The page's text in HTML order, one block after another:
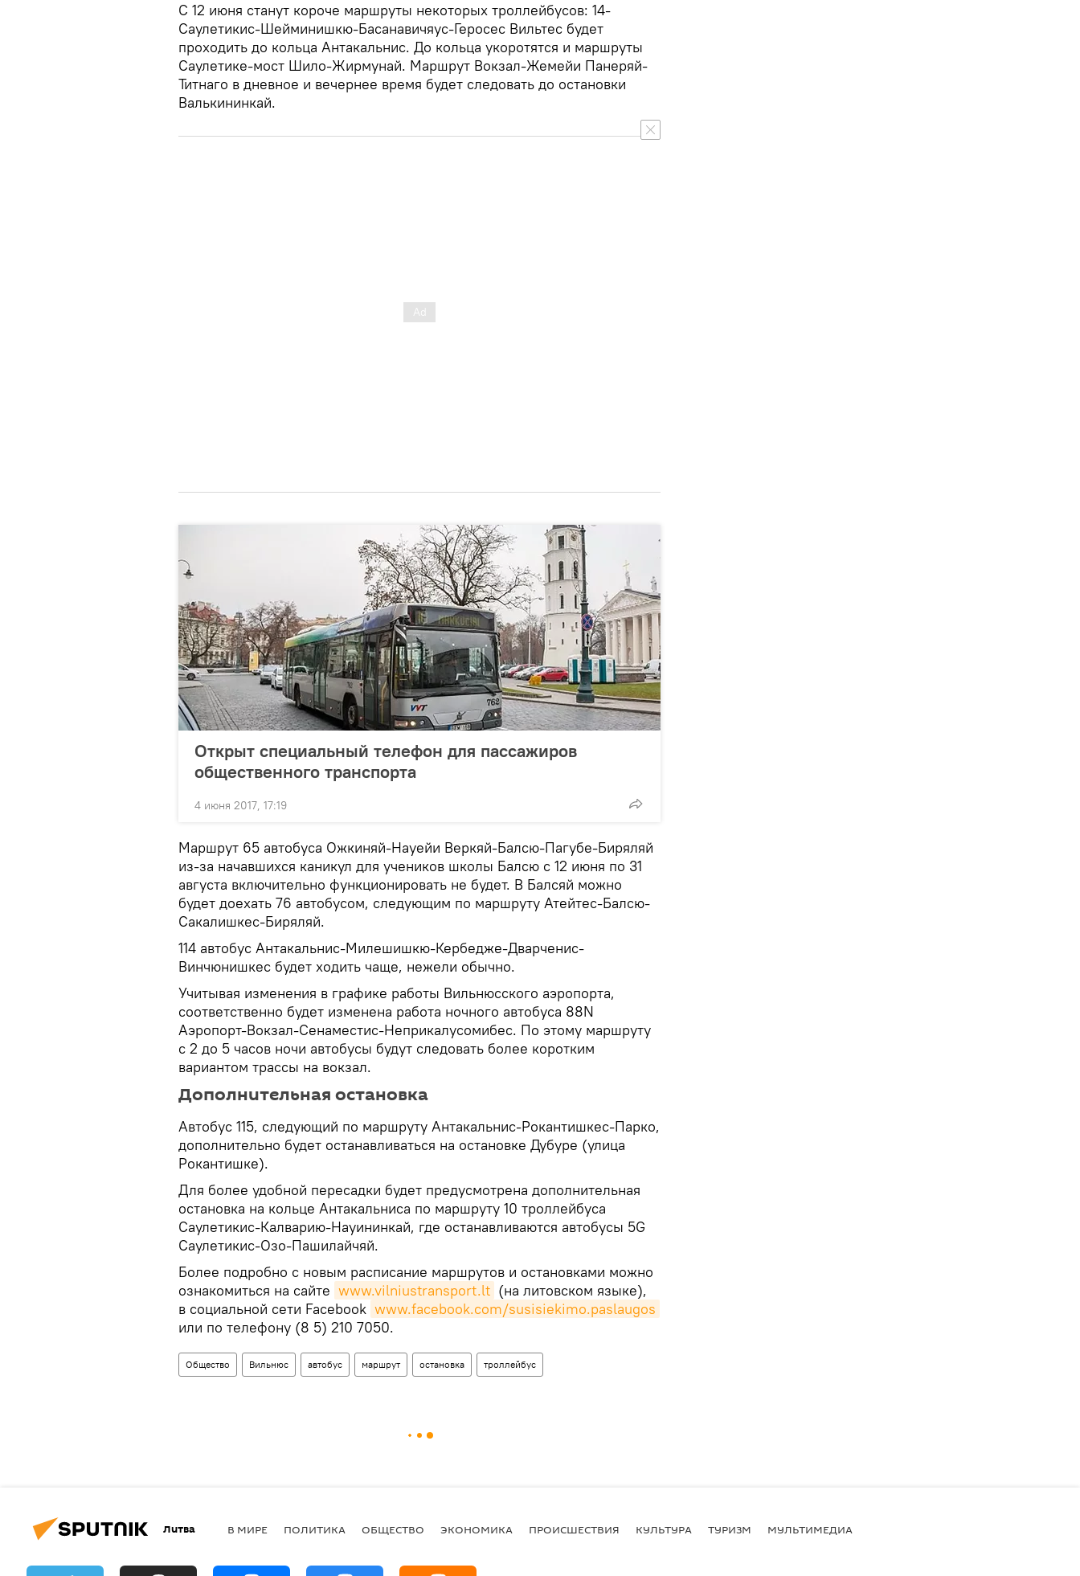
С 12 июня станут короче маршруты некоторых троллейбусов: 14-
Саулетикис-Шейминишкю-Басанавичяус-Геросес Вильтес будет
проходить до кольца Антакальнис. До кольца укоротятся и маршруты
Саулетике-мост Шило-Жирмунай. Маршрут Вокзал-Жемейи Панеряй-
Титнаго в дневное и вечернее время будет следовать до остановки
Валькининкай.
Открыт специальный телефон для пассажиров
общественного транспорта
4 июня 2017, 17:19
Маршрут 65 автобуса Ожкиняй-Науейи Веркяй-Балсю-Пагубе-Биряляй
из-за начавшихся каникул для учеников школы Балсю с 12 июня по 31
августа включительно функционировать не будет. В Балсяй можно
будет доехать 76 автобусом, следующим по маршруту Атейтес-Балсю-
Сакалишкес-Биряляй.
114 автобус Антакальнис-Милешишкю-Кербедже-Дварченис-
Винчюнишкес будет ходить чаще, нежели обычно.
Учитывая изменения в графике работы Вильнюсского аэропорта,
соответственно будет изменена работа ночного автобуса 88N
Аэропорт-Вокзал-Сенаместис-Неприкалусомибес. По этому маршруту
с 2 до 5 часов ночи автобусы будут следовать более коротким
вариантом трассы на вокзал.
Дополнительная остановка
Автобус 115, следующий по маршруту Антакальнис-Рокантишкес-Парко,
дополнительно будет останавливаться на остановке Дубуре (улица
Рокантишке).
Для более удобной пересадки будет предусмотрена дополнительная
остановка на кольце Антакальниса по маршруту 10 троллейбуса
Саулетикис-Калварию-Науининкай, где останавливаются автобусы 5G
Саулетикис-Озо-Пашилайчяй.
Более подробно с новым расписание маршрутов и остановками можно
ознакомиться на сайте www.vilniustransport.lt (на литовском языке),
в социальной сети Facebook www.facebook.com/susisiekimo.paslaugos
или по телефону (8 5) 210 7050.
Общество Вильнюс автобус маршрут остановка троллейбус
Литва В МИРЕ ПОЛИТИКА ОБЩЕСТВО ЭКОНОМИКА ПРОИСШЕСТВИЯ КУЛЬТУРА ТУРИЗМ МУЛЬТИМЕДИА